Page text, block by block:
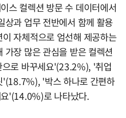
스 컬렉션 방문 수 데이터에서
상과 업무 전반에서 함께 활용
자체적으로 엄선해 제공하는
가장 많은 관심을 받은 컬렉션
로 바꾸세요'(23.2%), '취업
'(18.7%), '박스 하나로 간편하
'(14.0%)로 나타났다.